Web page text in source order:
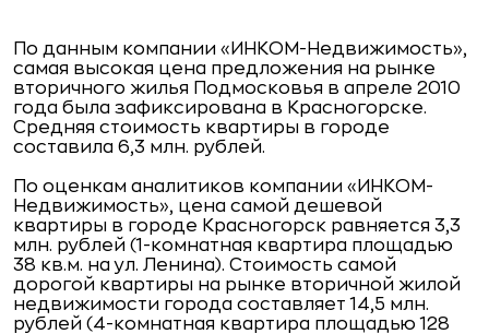
По данным компании «ИНКОМ-Недвижимость»,
самая высокая цена предложения на рынке
вторичного жилья Подмосковья в апреле 2010
года была зафиксирована в Красногорске.
Средняя стоимость квартиры в городе
составила 6,3 млн. рублей.
По оценкам аналитиков компании «ИНКОМ-
Недвижимость», цена самой дешевой
квартиры в городе Красногорск равняется 3,3
млн. рублей (1-комнатная квартира площадью
38 кв.м. на ул. Ленина). Стоимость самой
дорогой квартиры на рынке вторичной жилой
недвижимости города составляет 14,5 млн.
рублей (4-комнатная квартира площадью 128